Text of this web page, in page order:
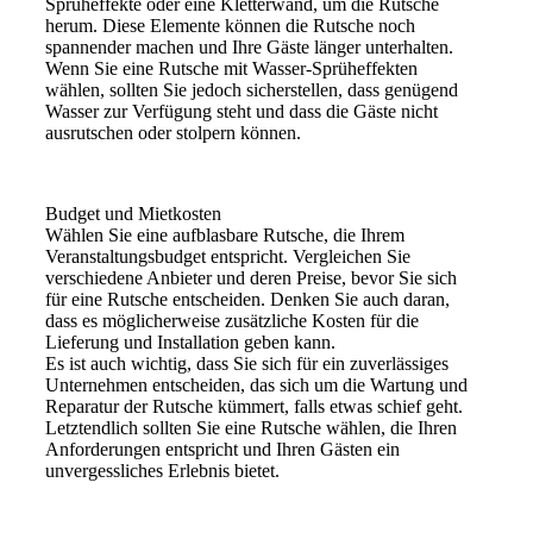
herum. Diese Elemente können die Rutsche noch
spannender machen und Ihre Gäste länger unterhalten.
Wenn Sie eine Rutsche mit Wasser-Sprüheffekten
wählen, sollten Sie jedoch sicherstellen, dass genügend
Wasser zur Verfügung steht und dass die Gäste nicht
ausrutschen oder stolpern können.
Budget und Mietkosten
Wählen Sie eine aufblasbare Rutsche, die Ihrem
Veranstaltungsbudget entspricht. Vergleichen Sie
verschiedene Anbieter und deren Preise, bevor Sie sich
für eine Rutsche entscheiden. Denken Sie auch daran,
dass es möglicherweise zusätzliche Kosten für die
Lieferung und Installation geben kann.
Es ist auch wichtig, dass Sie sich für ein zuverlässiges
Unternehmen entscheiden, das sich um die Wartung und
Reparatur der Rutsche kümmert, falls etwas schief geht.
Letztendlich sollten Sie eine Rutsche wählen, die Ihren
Anforderungen entspricht und Ihren Gästen ein
unvergessliches Erlebnis bietet.